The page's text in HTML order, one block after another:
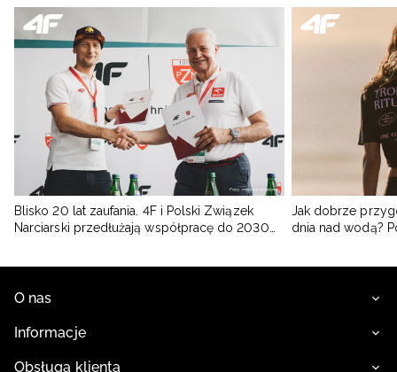
Blisko 20 lat zaufania. 4F i Polski Związek
Narciarski przedłużają współpracę do 2030
Jak dobrze
dnia nad wodą?
O nas
Informacje
Obsługa klienta